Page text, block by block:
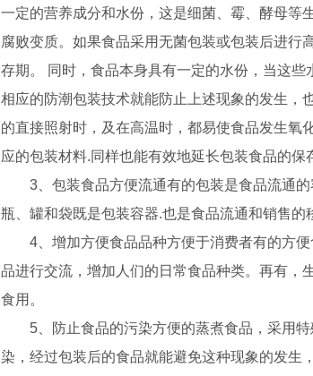
一定的营养成分和水份，这是细菌、霉、酵母等
腐败变质。如果食品采用无菌包装或包装后进行
存期。 同时，食品本身具有一定的水份，当这
相应的防潮包装技术就能防止上述现象的发生，
的直接照射时，及在高温时，都易使食品发生氧
应的包装材料.同样也能有效地延长包装食品的保
3、包装食品方便流通有的包装是食品流通
瓶、罐和袋既是包装容器.也是食品流通和销售的
4、增加方便食品品种方便于消费者有的方
品进行交流，增加人们的日常食品种类。再有，
食用。
5、防止食品的污染方便的蒸煮食品，采用
染，经过包装后的食品就能避免这种现象的发生